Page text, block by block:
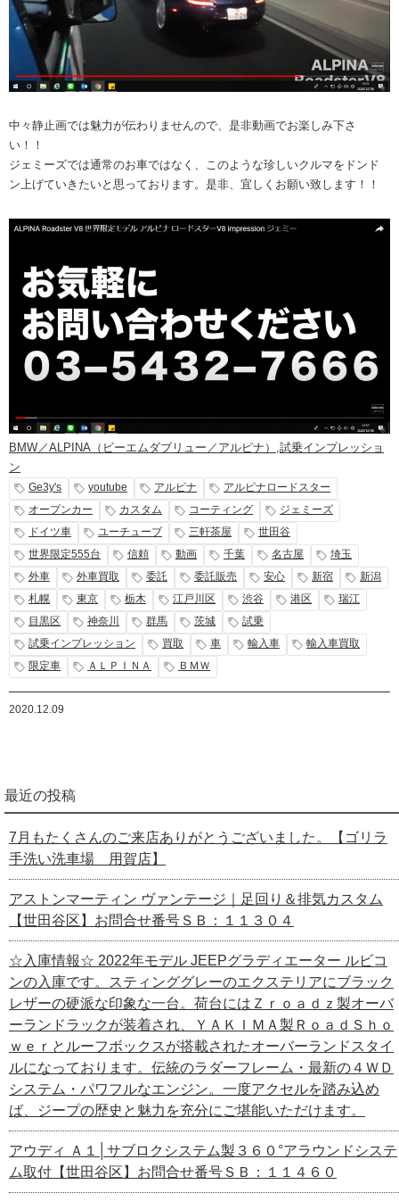
中々静止画では魅力が伝わりませんので、是非動画でお楽しみ下さ
い！！
ジェミーズでは通常のお車ではなく、このような珍しいクルマをドンド
ン上げていきたいと思っております。是非、宜しくお願い致します！！
BMW／ALPINA（ビーエムダブリュー／アルピナ） ,試乗インプレッショ
ン
Ge3y's youtube アルピナ
アルピナロードスター
オープンカー
カスタム コーティング
ジェミーズ
ドイツ車
ユーチューブ 三軒茶屋
世田谷
世界限定555台
信頼 動画 千葉 名古屋
埼玉
外車
外車買取 委託 委託販売 安心 新宿
新潟
札幌
東京 栃木 江戸川区 渋谷 港区
瑞江
目黒区
神奈川 群馬 茨城
試乗
試乗インプレッション
買取 車 輸入車
輸入車買取
限定車
ＡＬＰＩＮＡ ＢＭＷ
2020.12.09
最近の投稿
7月もたくさんのご来店ありがとうございました。【ゴリラ
手洗い洗車場 用賀店】
アストンマーティン ヴァンテージ｜足回り＆排気カスタム
【世田谷区】お問合せ番号ＳＢ：１１３０４
☆入庫情報☆ 2022年モデル JEEPグラディエーター ルビコ
ンの入庫です。スティンググレーのエクステリアにブラック
レザーの硬派な印象な一台。荷台にはＺｒｏａｄｚ製オーバ
ーランドラックが装着され、ＹＡＫＩＭＡ製ＲｏａｄＳｈｏ
ｗｅｒとルーフボックスが搭載されたオーバーランドスタイ
ルになっております。伝統のラダーフレーム・最新の４ＷＤ
システム・パワフルなエンジン。一度アクセルを踏み込め
ば、ジープの歴史と魅力を充分にご堪能いただけます。
アウディ Ａ１│サブロクシステム製３６０°アラウンドシステ
ム取付【世田谷区】お問合せ番号ＳＢ：１１４６０